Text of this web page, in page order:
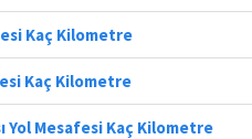
Kaç Kilometre
Kaç Kilometre
Yol Mesafesi Kaç Kilometre